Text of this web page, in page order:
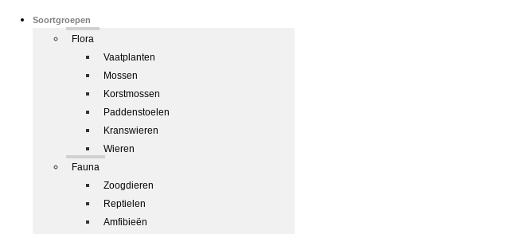
Soortgroepen
Flora
Vaatplanten
Mossen
Korstmossen
Paddenstoelen
Kranswieren
Wieren
Fauna
Zoogdieren
Reptielen
Amfibieën